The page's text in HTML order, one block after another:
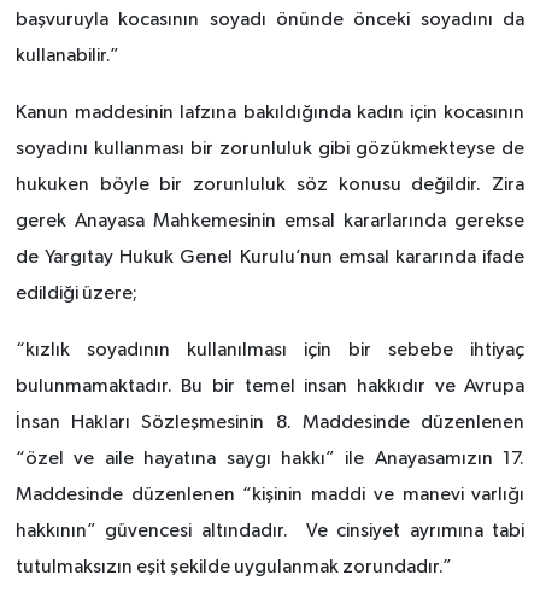
başvuruyla kocasının soyadı önünde önceki soyadını da
kullanabilir.”
Kanun maddesinin lafzına bakıldığında kadın için kocasının
soyadını kullanması bir zorunluluk gibi gözükmekteyse de
hukuken böyle bir zorunluluk söz konusu değildir. Zira
gerek Anayasa Mahkemesinin emsal kararlarında gerekse
de Yargıtay Hukuk Genel Kurulu’nun emsal kararında ifade
edildiği üzere;
“kızlık soyadının kullanılması için bir sebebe ihtiyaç
bulunmamaktadır. Bu bir temel insan hakkıdır ve Avrupa
İnsan Hakları Sözleşmesinin 8. Maddesinde düzenlenen
“özel ve aile hayatına saygı hakkı” ile Anayasamızın 17.
Maddesinde düzenlenen “kişinin maddi ve manevi varlığı
hakkının” güvencesi altındadır. Ve cinsiyet ayrımına tabi
tutulmaksızın eşit şekilde uygulanmak zorundadır.”